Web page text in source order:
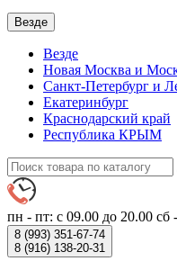
Везде
Везде
Новая Москва и
Санкт-Петербург и
Екатеринбург
Краснодарский край
Республика КРЫМ
пн - пт: с 09.00 до 20.00 сб
8 (993) 351-67-74
8 (916) 138-20-31